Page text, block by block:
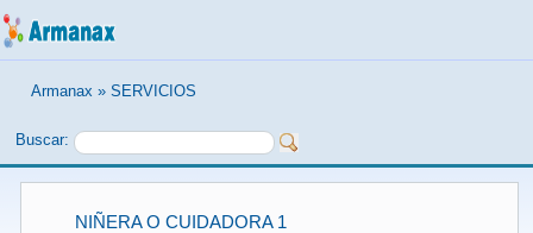
Armanax » SERVICIOS
Buscar:
NIÑERA O CUIDADORA 1